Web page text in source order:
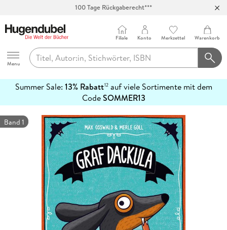
100 Tage Rückgaberecht***
Hugendubel
Menu
Filiale Konto Merkzettel Warenkorb
Summer Sale: 13% Rabatt12auf viele Sortimente mit dem
CodeSOMMER13
erfahren
Band 1